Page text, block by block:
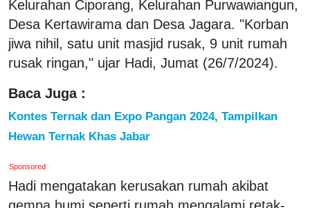
Kelurahan Ciporang, Kelurahan Purwawiangun,
Desa Kertawirama dan Desa Jagara. "Korban
jiwa nihil, satu unit masjid rusak, 9 unit rumah
rusak ringan," ujar Hadi, Jumat (26/7/2024).
Baca Juga :
Kontes Ternak dan Expo Pangan 2024, Tampilkan
Hewan Ternak Khas Jabar
Sponsored
Hadi mengatakan kerusakan rumah akibat